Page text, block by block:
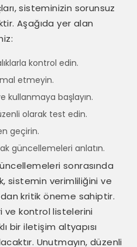
sisteminizin sorunsuz
Aşağıda yer alan
kontrol edin.
etmeyin.
kullanmaya başlayın.
olarak test edin.
geçirin.
güncellemeleri anlatın.
sonrasında
sistemin verimliliğini ve
kritik öneme sahiptir.
ve kontrol listelerini
bir iletişim altyapısı
Unutmayın, düzenli